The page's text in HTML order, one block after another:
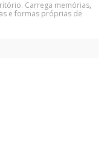
Carrega memórias,
e formas próprias de